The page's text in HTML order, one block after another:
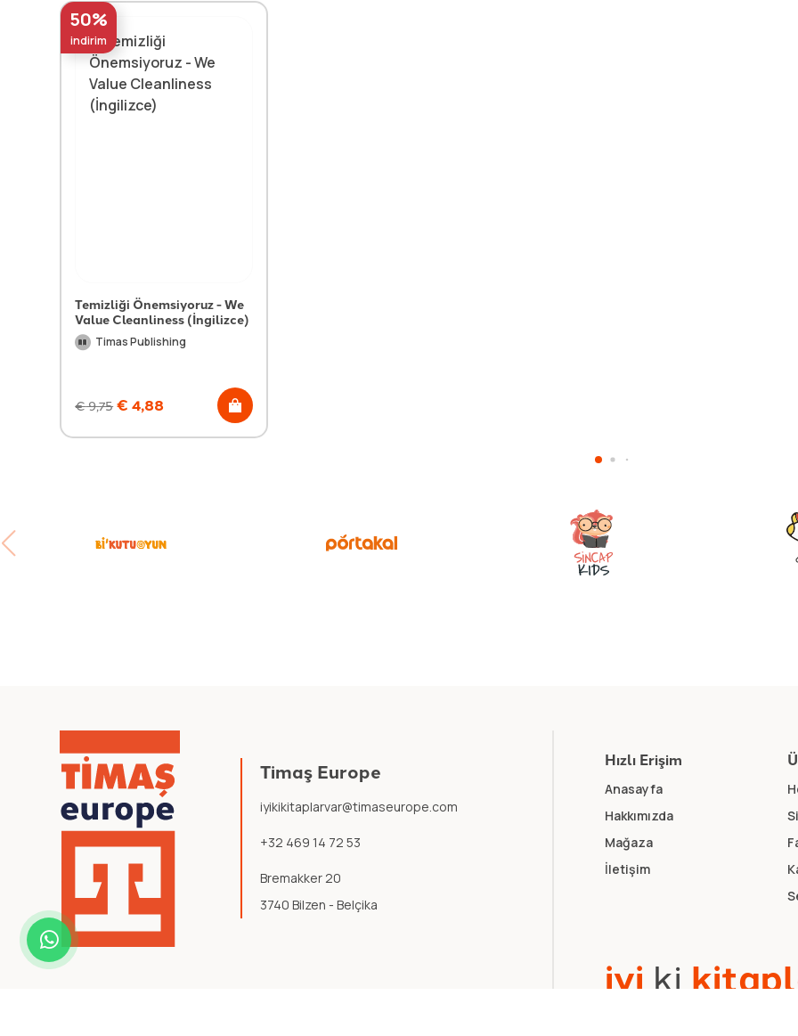
50%
indirim
Temizliği Önemsiyoruz - We
Value Cleanliness (İngilizce)
Timas Publishing
€9,75 € 4,88
Timaş Europe
iyikikitaplarvar@timaseurope.com
+32 469 14 72 53
Bremakker 20
3740 Bilzen - Belçika
Hızlı Erişim
Anasayfa
Hakkımızda
Mağaza
İletişim
iyi ki kitapl